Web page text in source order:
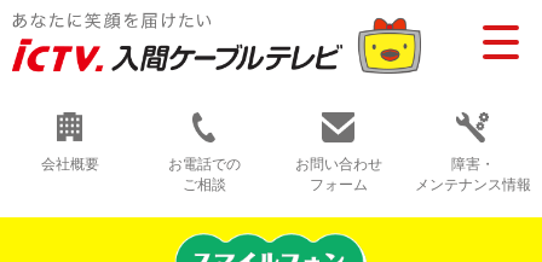
会社概要
お電話での
ご相談
お問い合わせ
フォーム
障害・
メンテナンス情報